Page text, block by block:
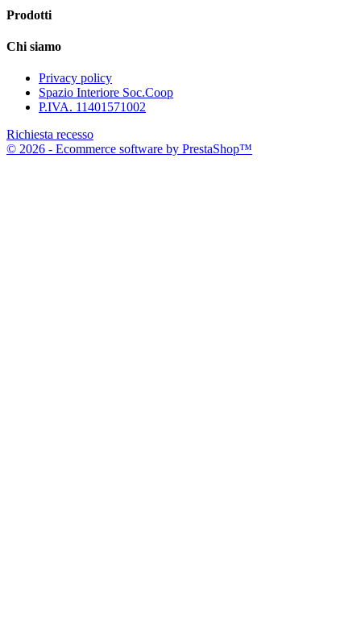
Prodotti
Chi siamo
Privacy policy
Spazio Interiore Soc.Coop
P.IVA. 11401571002
Richiesta recesso
© 2026 - Ecommerce software by PrestaShop™